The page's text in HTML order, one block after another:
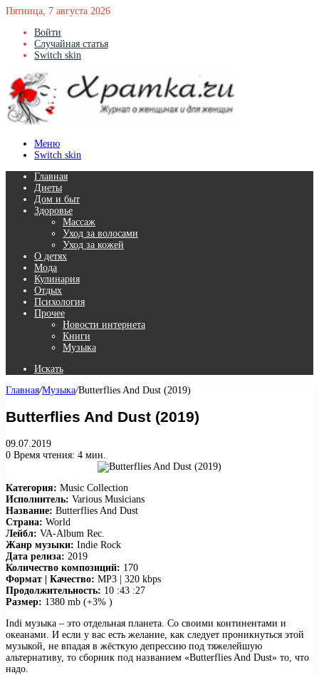
Пятница, 7 августа 2026
Войти
Случайная статья
Switch skin
Меню
Switch skin
Главная
Диеты
Дом и быт
Здоровье
Массаж
Уход за волосами
Уход за кожей
О детях
Мода
Кулинария
Отдых
Психология
Прочее
Новости интернета
Книги
Музыка
Искать
Главная/Музыка/Butterflies And Dust (2019)
Butterflies And Dust (2019)
09.07.2019
0 Время чтения: 4 мин.
Категория: Music Collection
Исполнитель: Various Musicians
Название: Butterflies And Dust
Страна: World
Лейбл: VA-Album Rec.
Жанр музыки: Indie Rock
Дата релиза: 2019
Количество композиций: 170
Формат | Качество: MP3 | 320 kbps
Продолжительность: 10 :43 :27
Размер: 1380 mb (+3% )
Indi музыка – это отдельная планета. Со своими континентами и
океанами. И если у вас есть желание, как следует проникнуться этой
музыкой, не впадая в жёсткую депрессию под тяжелейшую
альтернативу, то сборник под названием «Butterflies And Dust» то, что
надо.